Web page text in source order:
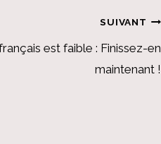
SUIVANT
est faible : Finissez-en
maintenant !